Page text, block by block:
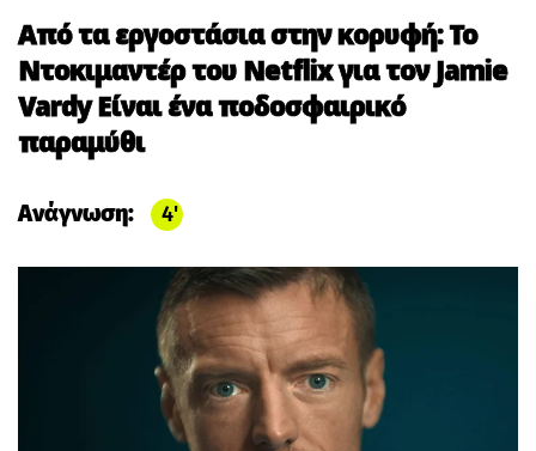
Από τα εργοστάσια στην κορυφή: Το
Ντοκιμαντέρ του Netflix για τον Jamie
Vardy Είναι ένα ποδοσφαιρικό
παραμύθι
Ανάγνωση: 4